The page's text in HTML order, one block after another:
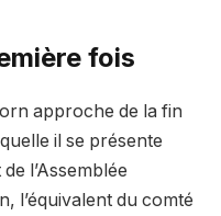
fois
approche de la fin
il se présente
l’Assemblée
l’équivalent du comté